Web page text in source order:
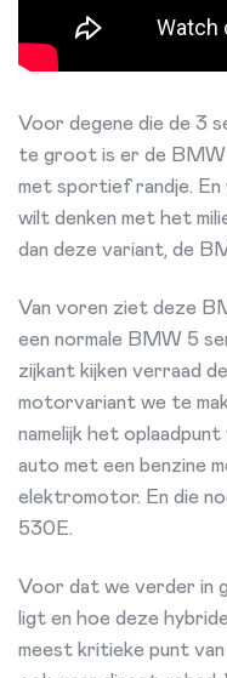
Voor degene die de 3
te groot is er de BMW
met sportief randje. En
wilt denken met het
dan deze variant, de
Van voren ziet deze
een normale BMW 5
zijkant kijken verraad
motorvariant we te
namelijk het
auto met een benzine
elektromotor. En die
530E.
Voor dat we verder in
ligt en hoe deze
meest kritieke punt